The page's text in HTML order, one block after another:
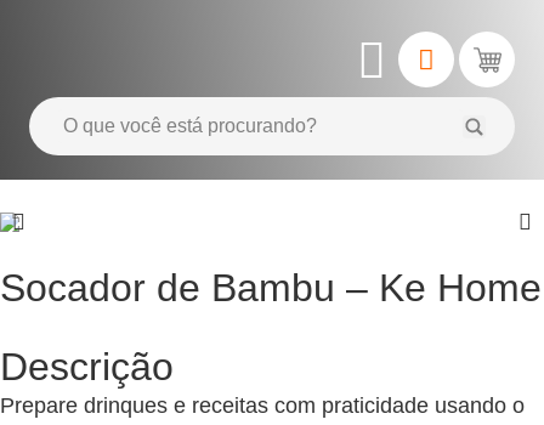
Socador de Bambu – Ke Home
Descrição
Prepare drinques e receitas com praticidade usando o